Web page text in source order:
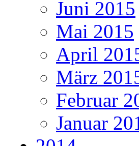
Juni 2015
Mai 2015
April
März
Februar
Januar